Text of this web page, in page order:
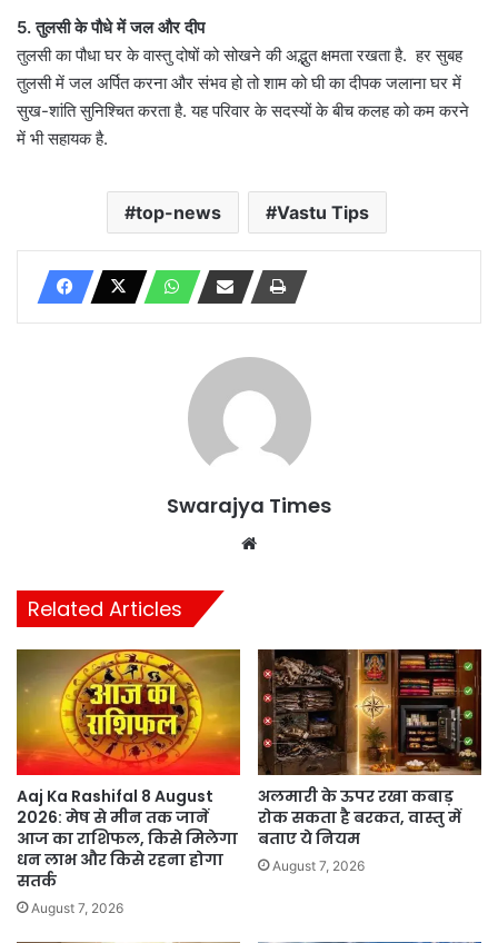
5. तुलसी के पौधे में जल और दीप
तुलसी का पौधा घर के वास्तु दोषों को सोखने की अद्भुत क्षमता रखता है. हर सुबह
तुलसी में जल अर्पित करना और संभव हो तो शाम को घी का दीपक जलाना घर में
सुख-शांति सुनिश्चित करता है. यह परिवार के सदस्यों के बीच कलह को कम करने
में भी सहायक है.
top-news Vastu Tips
Swarajya Times
Related Articles
Aaj Ka Rashifal 8 August
2026: मेष से मीन तक जानें
आज का राशिफल, किसे मिलेगा
धन लाभ और किसे रहना होगा
सतर्क
August 7, 2026
अलमारी के ऊपर रखा कबाड़
रोक सकता है बरकत, वास्तु में
बताए ये नियम
August 7, 2026